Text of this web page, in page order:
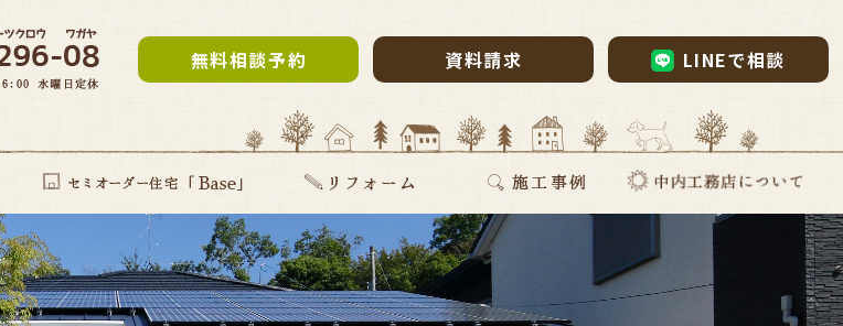
無料相談予約 資料請求 LINEで相談
提案型住宅
セミオーダー住宅Base リフォーム・リノベーション
建て替え・リノベ
部分リフォーム
まるごと断熱リフォーム 新築施工事例
リフォーム施工事例
お家づくりインタビュー
会社案内
採用情報